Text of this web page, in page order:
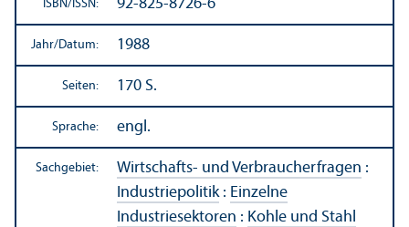
ISBN/ ISSN: 92-825-8726-6
Jahr/Datum: 1988
Seiten: 170 S.
Sprache: engl.
Sachgebiet: Wirtschafts- und Verbraucherfragen :
Industriepolitik: Einzelne
Industriesektoren : Kohle und Stahl